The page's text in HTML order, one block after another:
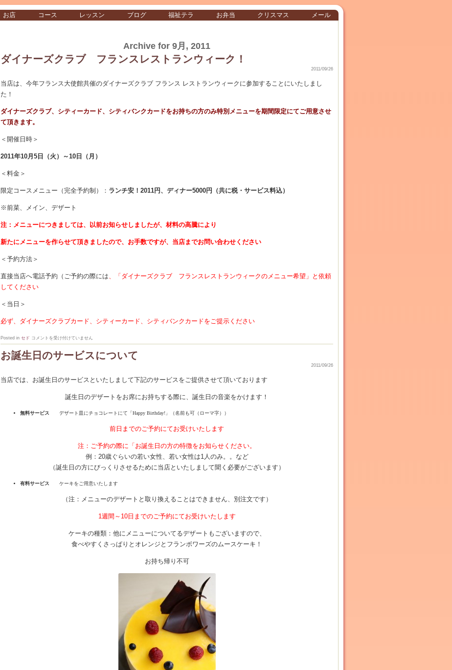
お店 コース レッスン ブログ 福祉テラ お弁当 クリスマス メール
Archive for 9月, 2011
ダイナーズクラブ フランスレストランウィーク！
2011/09/26
当店は、今年フランス大使館共催のダイナーズクラブ フランス レストランウィークに参加することにいたしまし
た！
ダイナーズクラブ、シティーカード、シティバンクカードをお持ちの方のみ特別メニューを期間限定にてご用意させ
て頂きます。
＜開催日時＞
2011年10月5日（火）～10日（月）
＜料金＞
限定コースメニュー（完全予約制）： ランチ安！2011円、ディナー5000円（共に税・サービス料込）
※前菜、メイン、デザート
注：メニューにつきましては、以前お知らせしましたが、材料の高騰により
新たにメニューを作らせて頂きましたので、お手数ですが、当店までお問い合わせください
＜予約方法＞
直接当店へ電話予約（ご予約の際には、「ダイナーズクラブ フランスレストランウィークのメニュー希望」と依頼
してください
＜当日＞
必ず、ダイナーズクラブカード、シティーカード、シティバンクカードをご提示ください
Posted in セド ダ
イ
ー
ズ
ブ
フ
ス
コメントを受け付けていません
お誕生日のサービスについて
2011/09/26
当店では、お誕生日のサービスといたしまして下記のサービスをご提供させて頂いております
誕生日のデザートをお席にお持ちする際に、誕生日の音楽をかけます！
無料サービス デザート皿にチョコレートにて「Happy Birthday! 」（名前も可（ローマ字））
前日までのご予約にてお受けいたします
注：ご予約の際に「お誕生日の方の特徴をお知らせください。
例：20歳ぐらいの若い女性、若い女性は1人のみ。。など
（誕生日の方にびっくりさせるために当店といたしまして聞く必要がございます）
有料サービス ケーキをご用意いたします
（注：メニューのデザートと取り換えることはできません、別注文です）
1週間～10日までのご予約にてお受けいたします
ケーキの種類：他にメニューについてるデザートもございますので、
食べやすくさっぱりとオレンジとフランボワーズのムースケーキ！
お持ち帰り不可